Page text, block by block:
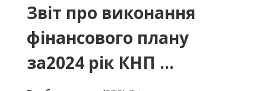
Звіт про виконання
фінансового плану
за2024 рік КНП ...